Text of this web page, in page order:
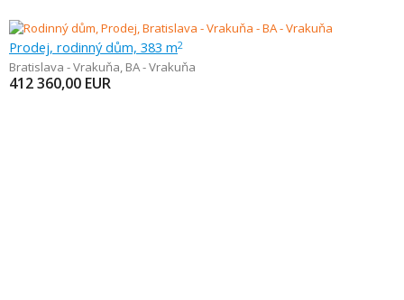
Prodej, rodinný dům, 383 m2
Bratislava - Vrakuňa, BA - Vrakuňa
412 360,00 EUR